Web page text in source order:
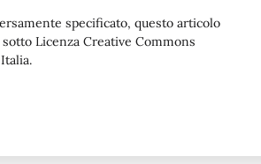
specificato, questo articolo
Licenza Creative Commons